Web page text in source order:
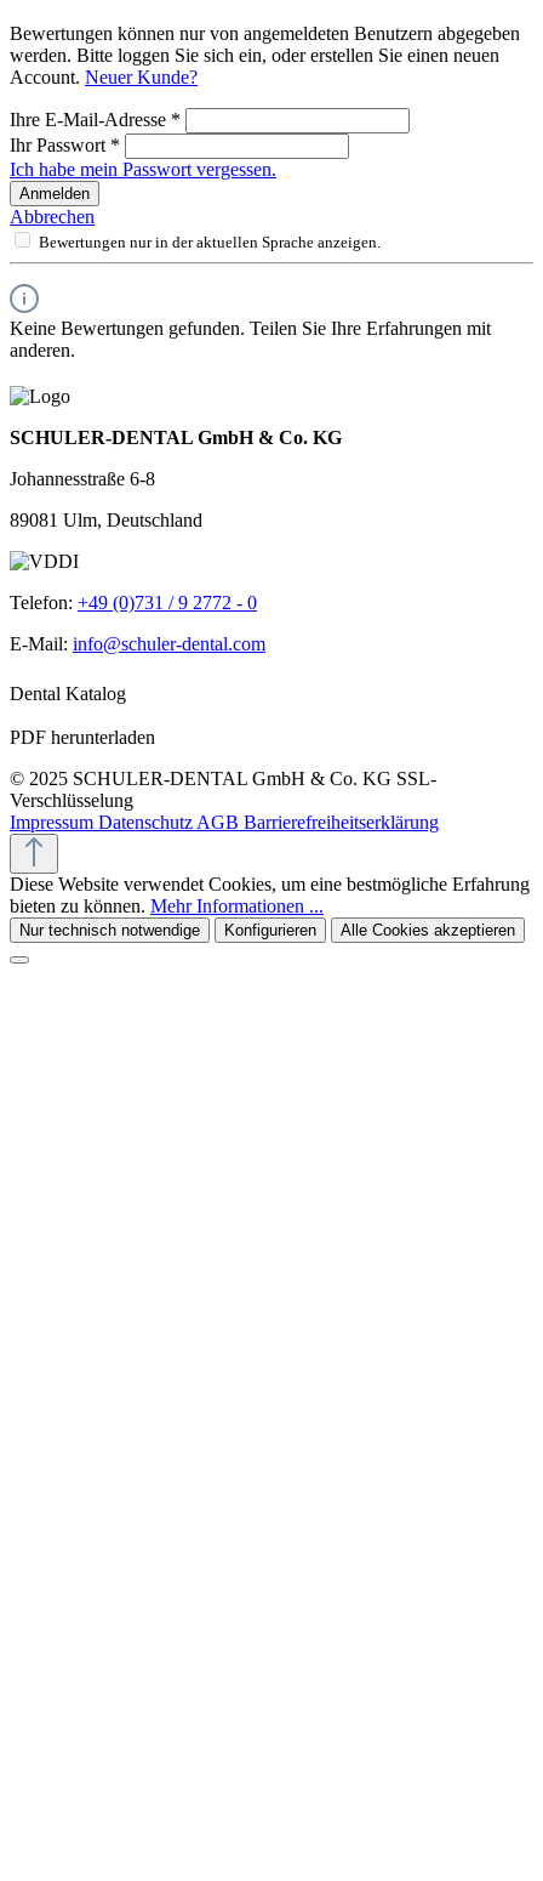
Bewertungen können nur von angemeldeten Benutzern abgegeben
werden. Bitte loggen Sie sich ein, oder erstellen Sie einen neuen
Account. Neuer Kunde?
Ihre E-Mail-Adresse *
Ihr Passwort *
Ich habe mein Passwort vergessen.
Anmelden
Abbrechen
Bewertungen nur in der aktuellen Sprache anzeigen.
Keine Bewertungen gefunden. Teilen Sie Ihre Erfahrungen mit
anderen.
SCHULER-DENTAL GmbH & Co. KG
Johannesstraße 6-8
89081 Ulm, Deutschland
Telefon: +49 (0)731 / 9 2772 - 0
E-Mail: info@schuler-dental.com
Dental Katalog
PDF herunterladen
© 2025 SCHULER-DENTAL GmbH & Co. KG SSL-
Verschlüsselung
Impressum Datenschutz AGB Barrierefreiheitserklärung
Diese Website verwendet Cookies, um eine bestmögliche Erfahrung
bieten zu können. Mehr Informationen ...
Nur technisch notwendige Konfigurieren Alle Cookies akzeptieren